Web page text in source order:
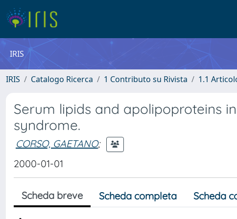
IRIS
IRIS Catalogo Ricerca 1 Contributo su Rivista 1.1
Serum lipids and apolipoproteins
syndrome.
CORSO, GAETANO;
2000-01-01
Scheda breve Scheda completa Scheda